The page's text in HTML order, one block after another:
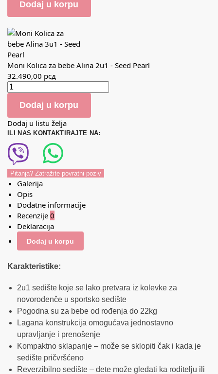
Dodaj u korpu
Moni Kolica za bebe Alina 2u1 - Seed Pearl
32.490,00 рсд
Dodaj u korpu
Dodaj u listu želja
ILI NAS KONTAKTIRAJTE NA:
Pitanja? Zatražite povratni poziv
Galerija
Opis
Dodatne informacije
Recenzije 0
Deklaracija
Dodaj u korpu
Karakteristike:
2u1 sedište koje se lako pretvara iz kolevke za
novorođenče u sportsko sedište
Pogodna su za bebe od rođenja do 22kg
Lagana konstrukcija omogućava jednostavno
upravljanje i prenošenje
Kompaktno sklapanje – može se sklopiti čak i kada je
sedište pričvršćeno
Reverzibilno sedište – dete može gledati ka roditelju ili